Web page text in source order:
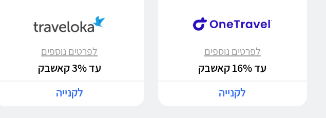
לפרטים נוספים
עד 16% קאשבק
לקנייה
לפרטים נוספים
עד 3% קאשבק
לקנייה